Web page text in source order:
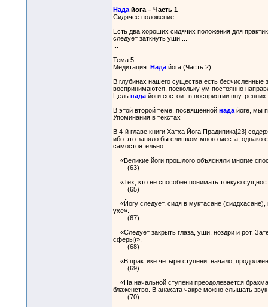
Надайога – Часть 1
Сидячее положение
Есть два хороших сидячих положения для
следует заткнуть уши ...
Тема 5
Медитация.
Надайога (Часть 2)
В глубинах нашего существа есть бесчисленные
воспринимаются, поскольку ум постоянно
Цель надайоги состоит в восприятии
В этой второй теме, посвященной надайоге, мы
Упоминания в текстах
В 4-й главе книги Хатха Йога Прадипика[23]
ибо это заняло бы слишком много места, однако
самостоятельно.
«Великие йоги прошлого объясняли многие
(63)
«Тех, кто не способен понимать тонкую
(65)
«Йогу следует, сидя в муктасане
ухе».
(67)
«Следует закрыть глаза, уши, ноздри и рот.
сферы)».
(68)
«В практике четыре ступени: начало,
(69)
«На начальной ступени преодолевается
блаженство. В анахата чакре можно слышать
(70)